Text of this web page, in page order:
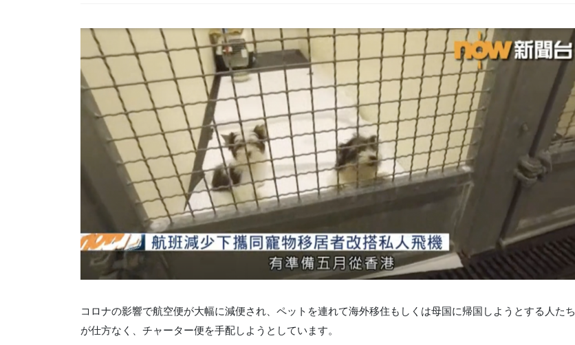
コロナの影響で航空便が大幅に減便され、ペットを連れて海外移住もしくは母国に帰国しようとする人たち
が仕方なく、チャーター便を手配しようとしています。